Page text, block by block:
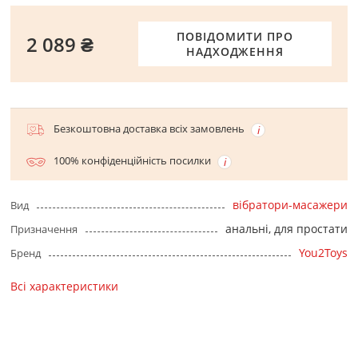
ПОВІДОМИТИ ПРО
НАДХОДЖЕННЯ
2 089 ₴
Безкоштовна доставка всіх замовлень
100% конфіденційність посилки
Вид вібратори-масажери
Призначення анальні, для простати
Бренд You2Toys
Всі характеристики